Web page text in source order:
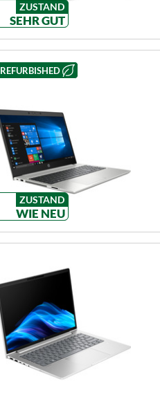
ZUSTAND
SEHR GUT
REFURBISHED
ZUSTAND
WIE NEU